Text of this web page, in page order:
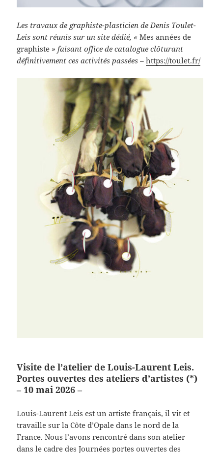
Les travaux de graphiste-plasticien de Denis Toulet-
Leis sont réunis sur un site dédié, «Mes années de
graphiste» faisant office de catalogue clôturant
définitivement ces activités passées –https://toulet.fr/
Visite de l’atelier de Louis-Laurent Leis.
Portes ouvertes des ateliers d’artistes (*)
– 10 mai 2026 –
Louis-Laurent Leis est un artiste français, il vit et
travaille sur la Côte d’Opale dans le nord de la
France. Nous l’avons rencontré dans son atelier
dans le cadre des Journées portes ouvertes des